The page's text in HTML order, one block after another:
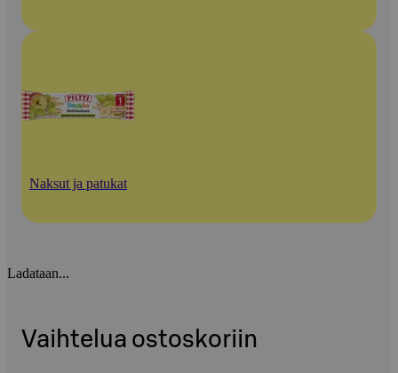
Naksut ja patukat
Ladataan...
Vaihtelua ostoskoriin